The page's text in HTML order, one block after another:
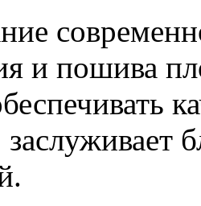
и пошива